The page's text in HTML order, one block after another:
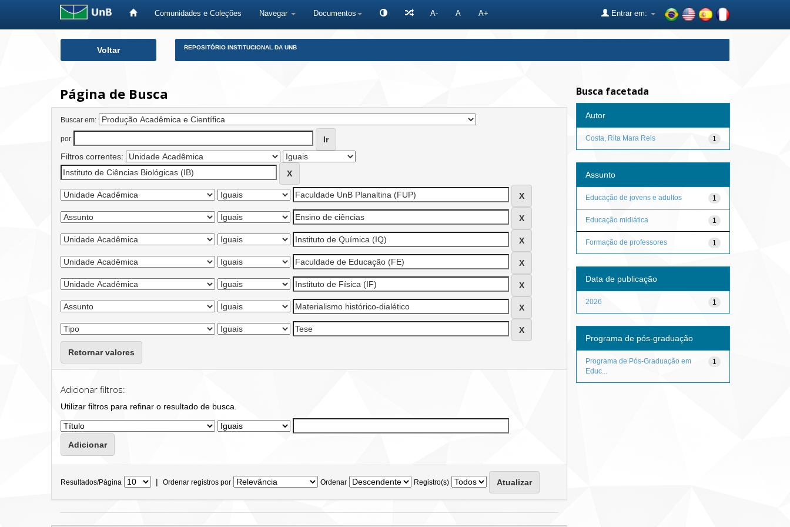
Comunidades e Coleções Navegar Documentos A- A A+ Entrar em:
Voltar REPOSITÓRIO INSTITUCIONAL DA UNB
Página de Busca
Buscar em:
por
Filtros correntes:
Retornar valores
Adicionar filtros:
Utilizar filtros para refinar o resultado de busca.
Resultados/Página | Ordenar registros por Ordenar Registro(s)
Busca facetada
Autor
1
Costa, Rita Mara Reis
Assunto
1
Educação de jovens e adultos
1
Educação midiática
1
Formação de professores
Data de publicação
1
2026
Programa de pós-graduação
1
Programa de Pós-Graduação em
Educ...